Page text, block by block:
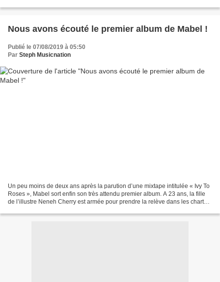
Nous avons écouté le premier album de Mabel !
Publié le 07/08/2019 à 05:50
Par Steph Musicnation
Un peu moins de deux ans après la parution d’une mixtape intitulée « Ivy To
Roses », Mabel sort enfin son très attendu premier album. A 23 ans, la fille
de l’illustre Neneh Cherry est armée pour prendre la relève dans les charts.